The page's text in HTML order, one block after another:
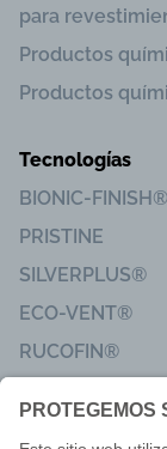
para
Productos
Productos
Tecnologías
BIONIC-
PRISTINE
SILVERPLUS®
ECO-VENT®
RUCOFIN®